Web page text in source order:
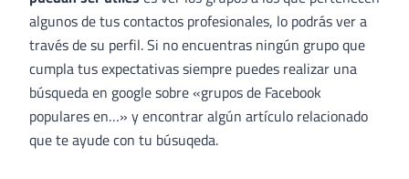
algunos de tus contactos profesionales, lo podrás ver a
través de su perfil. Si no encuentras ningún grupo que
cumpla tus expectativas siempre puedes realizar una
búsqueda en google sobre «grupos de Facebook
populares en…» y encontrar algún artículo relacionado
que te ayude con tu búsuqeda.